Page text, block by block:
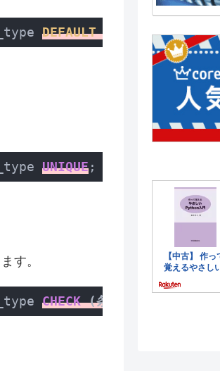
DEFAULT NULL;
UNIQUE;
す。
CHECK (条件式)